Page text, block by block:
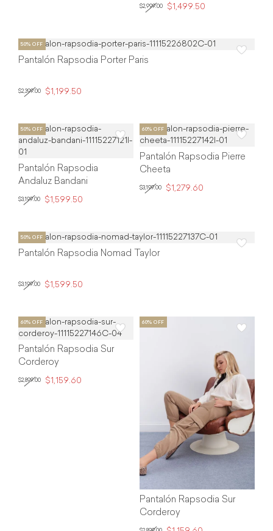
$2,999.00 $1,499.50
Pantalón Rapsodia Porter Paris
$2,399.00 $1,199.50
Pantalón Rapsodia
Andaluz Bandani
$3,199.00 $1,599.50
Pantalón Rapsodia Pierre
Cheeta
$3,199.00 $1,279.60
Pantalón Rapsodia Nomad Taylor
$3,199.00 $1,599.50
Pantalón Rapsodia Sur
Corderoy
$2,899.00 $1,159.60
Pantalón Rapsodia Sur
Corderoy